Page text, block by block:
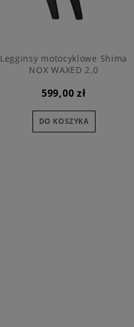
Legginsy motocyklowe Shima
NOX WAXED 2.0
599,00 zł
DO KOSZYKA